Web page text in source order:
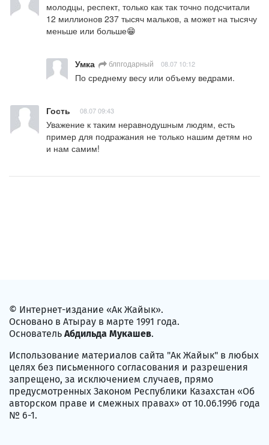
молодцы, респект, только как так точно подсчитали
12 миллионов 237 тысяч мальков, а может на тысячу
меньше или больше😁
Умка блпгодарный 08.07 10:12
По среднему весу или объему ведрами.
Гость 08.07 09:43
Уважение к таким неравнодушным людям, есть
пример для подражания не только нашим детям но
и нам самим!
© Интернет-издание «Ак Жайык».
Основано в Атырау в марте 1991 года.
Основатель Абдильда Мукашев.
Использование материалов сайта "Ак Жайык" в любых
целях без письменного согласования и разрешения
запрещено, за исключением случаев, прямо
предусмотренных Законом Республики Казахстан «Об
авторском праве и смежных правах» от 10.06.1996 года
№ 6-1.